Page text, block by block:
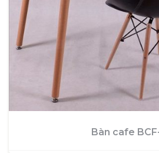
Bàn cafe